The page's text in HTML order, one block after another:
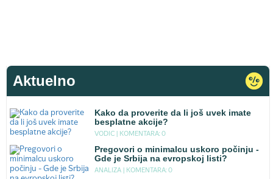
Aktuelno
Kako da proverite da li još uvek imate
besplatne akcije?
VODIC | KOMENTARA: 0
Pregovori o minimalcu uskoro počinju -
Gde je Srbija na evropskoj listi?
ANALIZA | KOMENTARA: 0